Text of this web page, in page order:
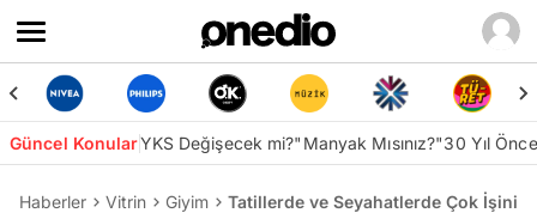
Güncel KonularYKS Değişecek mi?"Manyak Mısınız?"30 Yıl
Haberler Vitrin Giyim Tatillerde ve Seyahatlerde Çok